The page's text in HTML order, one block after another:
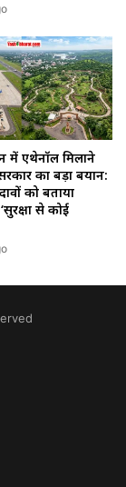
में एथेनॉल मिलाने
का बड़ा बयान:
को बताया
से कोई